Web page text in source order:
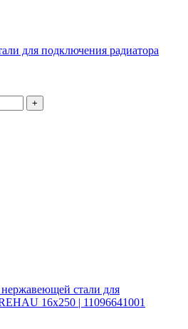
для подключения радиатора
+
стали для
16x250 | 11096641001